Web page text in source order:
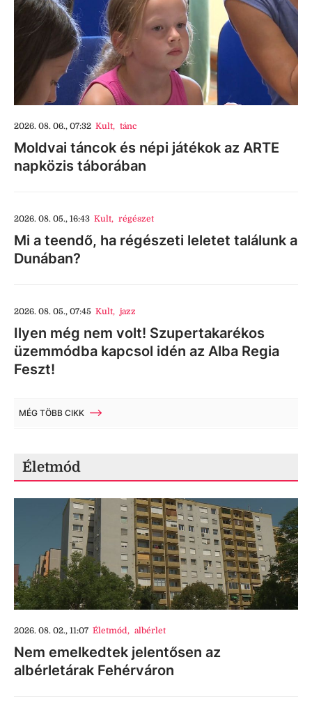
2026. 08. 06., 07:32 Kult, tánc
Moldvai táncok és népi játékok az ARTE
napközis táborában
2026. 08. 05., 16:43 Kult, régészet
Mi a teendő, ha régészeti leletet találunk a
Dunában?
2026. 08. 05., 07:45 Kult, jazz
Ilyen még nem volt! Szupertakarékos
üzemmódba kapcsol idén az Alba Regia
Feszt!
MÉG TÖBB CIKK
Életmód
2026. 08. 02., 11:07 Életmód, albérlet
Nem emelkedtek jelentősen az
albérletárak Fehérváron